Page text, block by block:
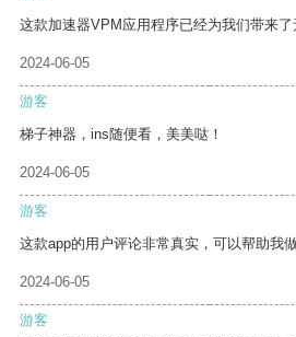
这款加速器VPM应用程序已经为我们带来了
2024-06-05
游客
梯子神器，ins随便看，美美哒！
2024-06-05
游客
这款app的用户评论非常真实，可以帮助我
2024-06-05
游客